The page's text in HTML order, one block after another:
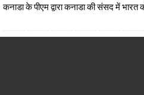
कनाडा के पीएम द्वारा कनाडा की संसद में